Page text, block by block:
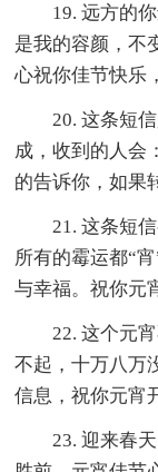
19. 远方的
是我的容颜，不
心祝你佳节快乐
20. 这条短
成，收到的人会
的告诉你，如果
21. 这条短
所有的霉运都“
与幸福。祝你元
22. 这个元
不起，十万八万
信息，祝你元宵
23. 迎来春